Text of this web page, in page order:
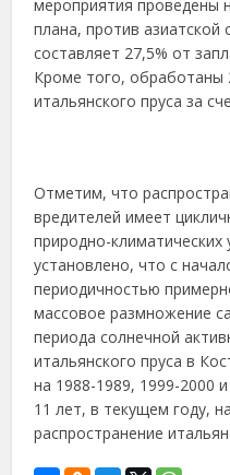
мероприятия проведены
плана, против азиатской
составляет 27,5% от
Кроме того, обработаны
итальянского пруса за
Отметим, что
вредителей имеет
природно-
установлено, что с
периодичностью
массовое размножение
периода солнечной
итальянского пруса в
на 1988-1989, 1999-2000
11 лет, в текущем году,
распространение